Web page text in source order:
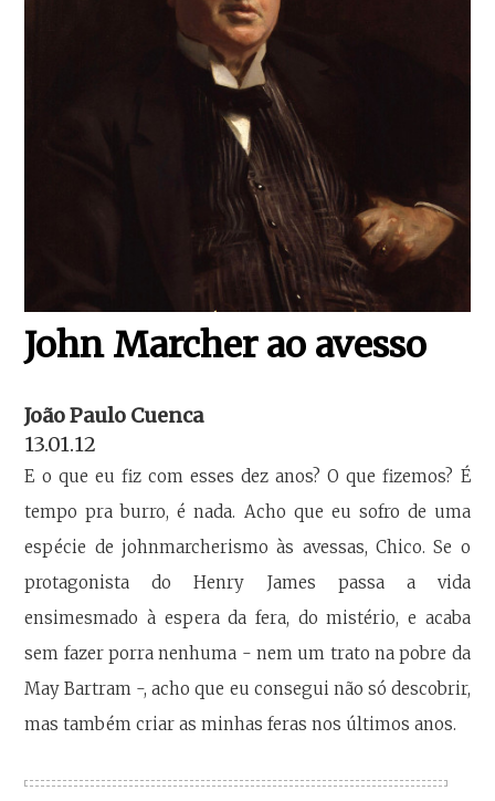
John Marcher ao avesso
João Paulo Cuenca
13.01.12
E o que eu fiz com esses dez anos? O que fizemos? É
tempo pra burro, é nada. Acho que eu sofro de uma
espécie de johnmarcherismo às avessas, Chico. Se o
protagonista do Henry James passa a vida
ensimesmado à espera da fera, do mistério, e acaba
sem fazer porra nenhuma - nem um trato na pobre da
May Bartram -, acho que eu consegui não só descobrir,
mas também criar as minhas feras nos últimos anos.